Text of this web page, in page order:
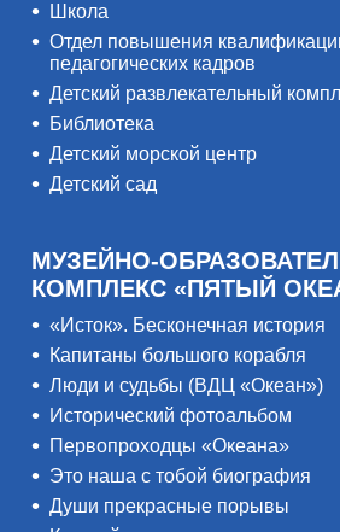
Школа
Отдел повышения
педагогических кадров
Детский развлекательный
Библиотека
Детский морской центр
Детский сад
МУЗЕЙНО-
КОМПЛЕКС «ПЯТЫЙ
«Исток». Бесконечная история
Капитаны большого корабля
Люди и судьбы (ВДЦ «Океан»)
Исторический фотоальбом
Первопроходцы «Океана»
Это наша с тобой биография
Души прекрасные порывы